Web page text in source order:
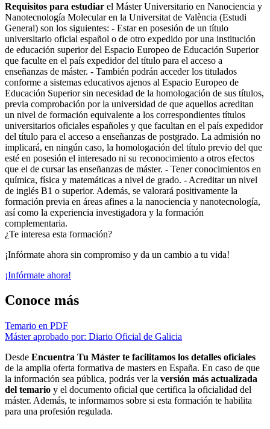
Requisitos para estudiar el Máster Universitario en Nanociencia y
Nanotecnología Molecular en la Universitat de València (Estudi
General) son los siguientes: - Estar en posesión de un título
universitario oficial español o de otro expedido por una institución
de educación superior del Espacio Europeo de Educación Superior
que faculte en el país expedidor del título para el acceso a
enseñanzas de máster. - También podrán acceder los titulados
conforme a sistemas educativos ajenos al Espacio Europeo de
Educación Superior sin necesidad de la homologación de sus títulos,
previa comprobación por la universidad de que aquellos acreditan
un nivel de formación equivalente a los correspondientes títulos
universitarios oficiales españoles y que facultan en el país expedidor
del título para el acceso a enseñanzas de postgrado. La admisión no
implicará, en ningún caso, la homologación del título previo del que
esté en posesión el interesado ni su reconocimiento a otros efectos
que el de cursar las enseñanzas de máster. - Tener conocimientos en
química, física y matemáticas a nivel de grado. - Acreditar un nivel
de inglés B1 o superior. Además, se valorará positivamente la
formación previa en áreas afines a la nanociencia y nanotecnología,
así como la experiencia investigadora y la formación
complementaria.
¿Te interesa esta formación?
¡Infórmate ahora sin compromiso y da un cambio a tu vida!
¡Infórmate ahora!
Conoce más
Temario en PDF
Máster aprobado por: Diario Oficial de Galicia
Desde Encuentra Tu Máster te facilitamos los detalles oficiales
de la amplia oferta formativa de masters en España. En caso de que
la información sea pública, podrás ver la versión más actualizada
del temario y el documento oficial que certifica la oficialidad del
máster. Además, te informamos sobre si esta formación te habilita
para una profesión regulada.